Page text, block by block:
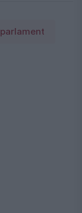
parlament